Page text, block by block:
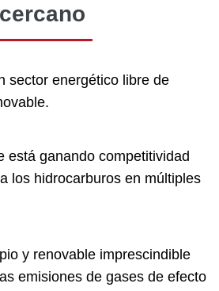
cercano
sector energético libre de
está ganando competitividad
los hidrocarburos en múltiples
y renovable imprescindible
emisiones de gases de efecto